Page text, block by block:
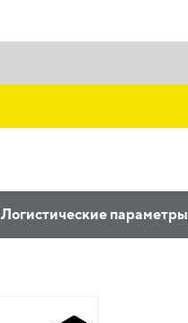
Логистические параметры